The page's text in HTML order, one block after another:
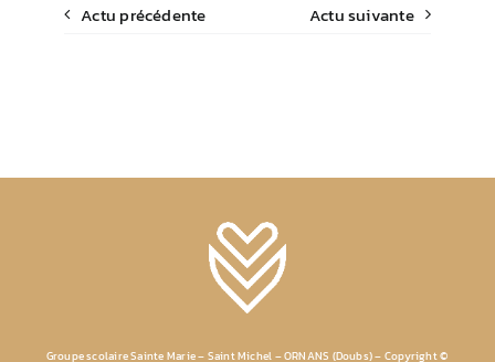
Actu précédente Actu suivante
Groupe scolaire Sainte Marie – Saint Michel – ORNANS (Doubs) – Copyright ©